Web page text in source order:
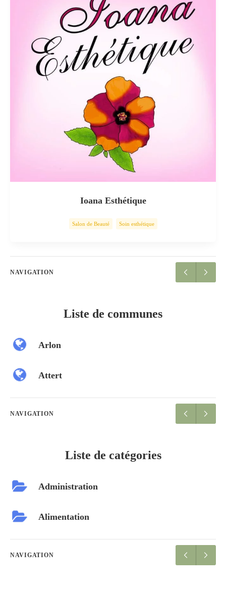
Ioana Esthétique
Salon de Beauté Soin esthétique
NAVIGATION
Liste de communes
Arlon
Attert
NAVIGATION
Liste de catégories
Administration
Alimentation
NAVIGATION